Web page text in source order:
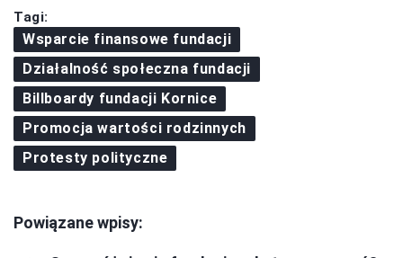
Tagi:
Wsparcie finansowe fundacji
Działalność społeczna fundacji
Billboardy fundacji Kornice
Promocja wartości rodzinnych
Protesty polityczne
Powiązane wpisy: